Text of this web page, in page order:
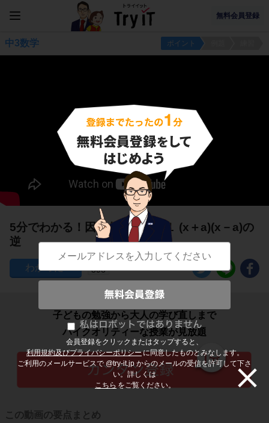
無料会員登録
会員登録をクリックまたはタップすると、
利用規約及びプライバシーポリシーに同意したものとみなします。
ご利用のメールサービスで @try-it.jp からのメールの受信を許可して下さ
い。詳しくは
こちら をご覧ください。
中3数学 ポイント
5分でわかる！因数分解の公式１ (x＋a)(x－a)の
逆
396
子どもの勉強から大人の学び直しまで
ハイクオリティーな授業が見放題
この動画の要点まとめ